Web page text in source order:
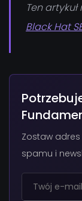
Ten
Black Hat
Zostaw
spamu i